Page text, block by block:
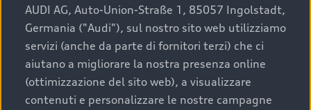
La qualità di acquistare
un’auto usata Audi
AUDI AG, Auto-Union-Straße 1, 85057 Ingolstadt,
Germania ("Audi"), sul nostro sito web utilizziamo
servizi (anche da parte di fornitori terzi) che ci
aiutano a migliorare la nostra presenza online
(ottimizzazione del sito web), a visualizzare
contenuti e personalizzare le nostre campagne